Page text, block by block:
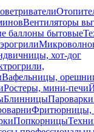
Вентиляторы
баллоны бытовые
хот-дог
Вафельницы,
Ростеры, мини-печи
БлинницыПароварки
Фритюрницы,
Попкорницы